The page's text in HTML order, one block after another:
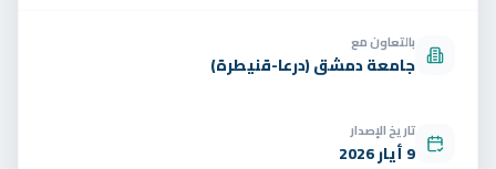
بالتعاون مع
جامعة دمشق (درعا-قنيطرة)
تاريخ الإصدار
9 أيار 2026